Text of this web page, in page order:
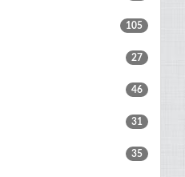
105
27
46
31
35